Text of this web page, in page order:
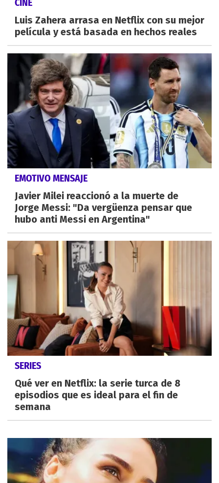
Luis Zahera arrasa en Netflix con su mejor
película y está basada en hechos reales
EMOTIVO MENSAJE
Javier Milei reaccionó a la muerte de
Jorge Messi: "Da vergüenza pensar que
hubo anti Messi en Argentina"
SERIES
Qué ver en Netflix: la serie turca de 8
episodios que es ideal para el fin de
semana